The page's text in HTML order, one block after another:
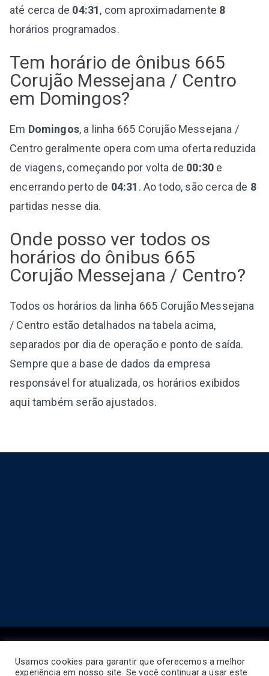
até cerca de 04:31, com aproximadamente 8
horários programados.
Tem horário de ônibus 665
Corujão Messejana / Centro
em Domingos?
Em Domingos, a linha 665 Corujão Messejana /
Centro geralmente opera com uma oferta reduzida
de viagens, começando por volta de 00:30 e
encerrando perto de 04:31 . Ao todo, são cerca de 8
partidas nesse dia.
Onde posso ver todos os
horários do ônibus 665
Corujão Messejana / Centro?
Todos os horários da linha 665 Corujão Messejana
/ Centro estão detalhados na tabela acima,
separados por dia de operação e ponto de saída.
Sempre que a base de dados da empresa
responsável for atualizada, os horários exibidos
aqui também serão ajustados.
Usamos cookies para garantir que oferecemos a melhor
experiência em nosso site. Se você continuar a usar este